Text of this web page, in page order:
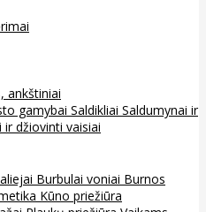
ankštiniai
gamybai Saldikliai Saldumynai ir
ir džiovinti vaisiai
Burbulai voniai Burnos
Kūno priežiūra